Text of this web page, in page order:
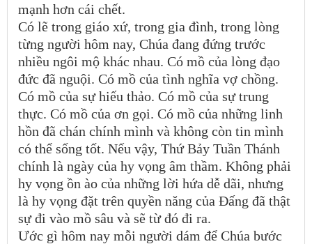
mạnh hơn cái chết.
Có lẽ trong giáo xứ, trong gia đình, trong lòng
từng người hôm nay, Chúa đang đứng trước
nhiều ngôi mộ khác nhau. Có mồ của lòng đạo
đức đã nguội. Có mồ của tình nghĩa vợ chồng.
Có mồ của sự hiếu thảo. Có mồ của sự trung
thực. Có mồ của ơn gọi. Có mồ của những linh
hồn đã chán chính mình và không còn tin mình
có thể sống tốt. Nếu vậy, Thứ Bảy Tuần Thánh
chính là ngày của hy vọng âm thầm. Không phải
hy vọng ồn ào của những lời hứa dễ dãi, nhưng
là hy vọng đặt trên quyền năng của Đấng đã thật
sự đi vào mồ sâu và sẽ từ đó đi ra.
Ước gì hôm nay mỗi người dám để Chúa bước